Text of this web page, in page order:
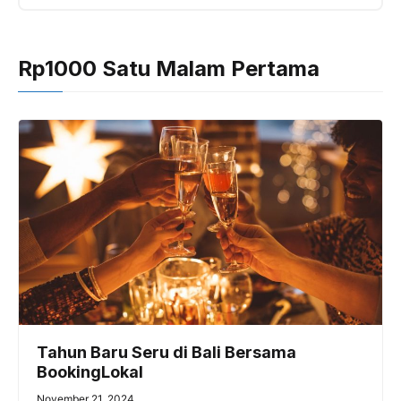
Rp1000 Satu Malam Pertama
Tahun Baru Seru di Bali Bersama
BookingLokal